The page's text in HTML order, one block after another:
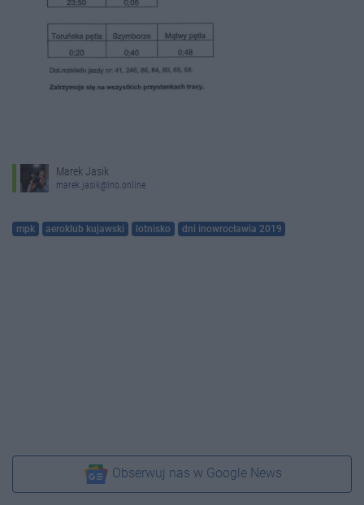
Marek Jasik
marek.jasik@ino.online
mpk aeroklub kujawski lotnisko dni inowrocławia 2019
Obserwuj nas w Google News